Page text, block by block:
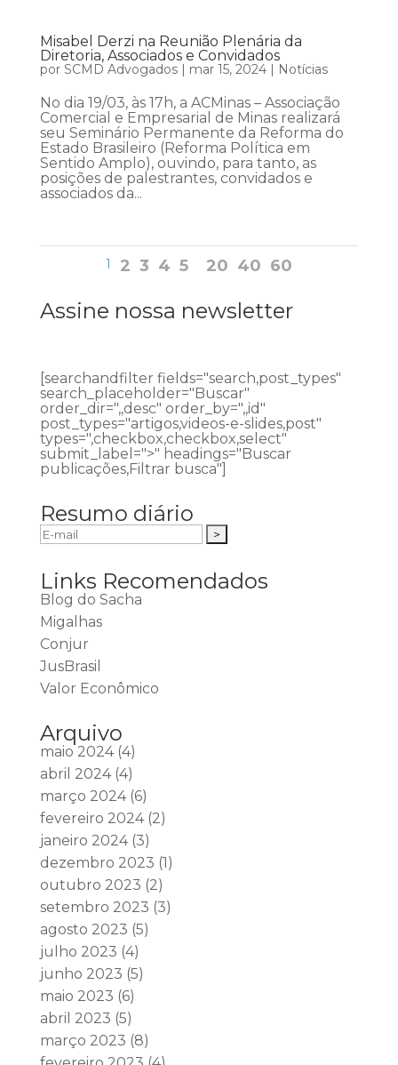
Misabel Derzi na Reunião Plenária da
Diretoria, Associados e Convidados
por SCMD Advogados| mar 15, 2024| Notícias
No dia 19/03, às 17h, a ACMinas – Associação
Comercial e Empresarial de Minas realizará
seu Seminário Permanente da Reforma do
Estado Brasileiro (Reforma Política em
Sentido Amplo), ouvindo, para tanto, as
posições de palestrantes, convidados e
associados da...
1 2 3 4 5 20 40 60
Assine nossa newsletter
[searchandfilter fields="search,post_types"
search_placeholder="Buscar"
order_dir=",,desc" order_by=",,id"
post_types="artigos,videos-e-slides,post"
types=",checkbox,checkbox,select"
submit_label=">" headings="Buscar
publicações,Filtrar busca"]
Resumo diário
Links Recomendados
Blog do Sacha
Migalhas
Conjur
JusBrasil
Valor Econômico
Arquivo
maio 2024(4)
abril 2024(4)
março 2024(6)
fevereiro 2024(2)
janeiro 2024(3)
dezembro 2023 (1)
outubro 2023 (2)
setembro 2023 (3)
agosto 2023 (5)
julho 2023 (4)
junho 2023 (5)
maio 2023 (6)
abril 2023 (5)
março 2023 (8)